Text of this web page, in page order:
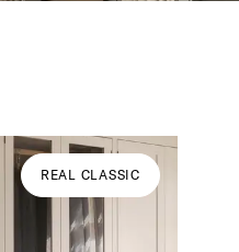
REAL CLASSIC